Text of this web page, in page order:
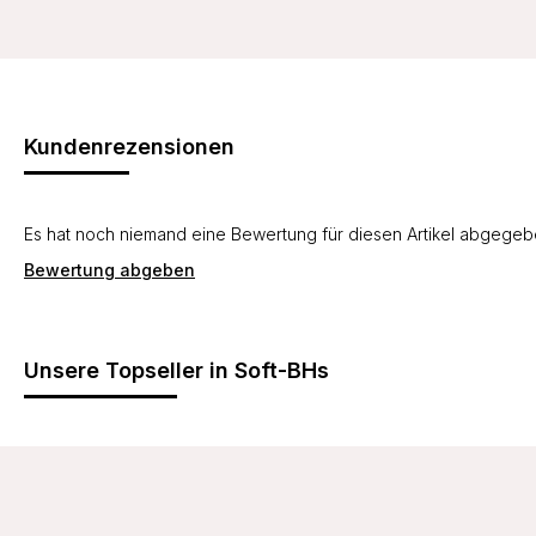
Kundenrezensionen
Es hat noch niemand eine Bewertung für diesen Artikel
Bewertung abgeben
Unsere Topseller in Soft-BHs